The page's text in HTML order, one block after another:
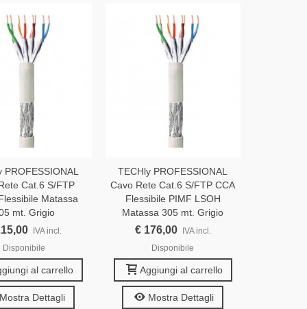
PROFESSIONAL
Cat.6 S/FTP
Matassa
mt. Grigio
IVA incl.
Disponibile
al carrello
Dettagli
TECHly PROFESSIONAL
Cavo Rete Cat.6 S/FTP CCA
Flessibile PIMF LSOH
Matassa 305 mt. Grigio
€ 176,00
IVA incl.
Disponibile
Aggiungi al carrello
Mostra Dettagli